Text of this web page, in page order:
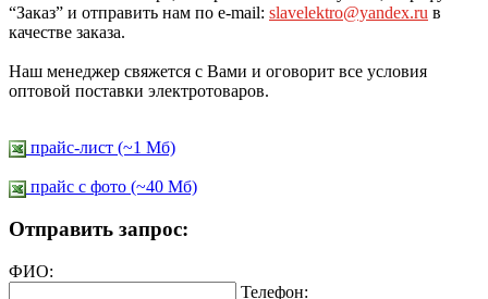
“Заказ” и отправить нам по e-mail: slavelektro@yandex.ru в
качестве заказа.
Наш менеджер свяжется с Вами и оговорит все условия
оптовой поставки электротоваров.
прайс-лист (~1 Мб)
прайс c фото (~40 Мб)
Отправить запрос:
ФИО:
Телефон: